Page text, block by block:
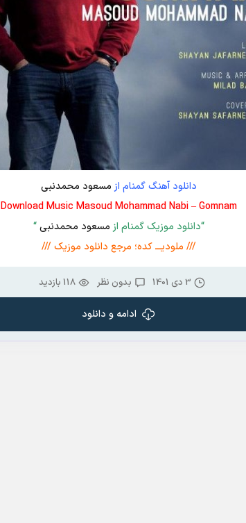
دانلود آهنگ گمنام ازمسعود محمدنبی
Download Music Masoud Mohammad Nabi – Gomnam
“دانلود موزیک گمنام ازمسعود محمدنبی“
/// ملودیـــ کده؛ مرجع دانلود موزیک ///
3 دی 1401 بدون نظر 118 بازدید
ادامه و دانلود